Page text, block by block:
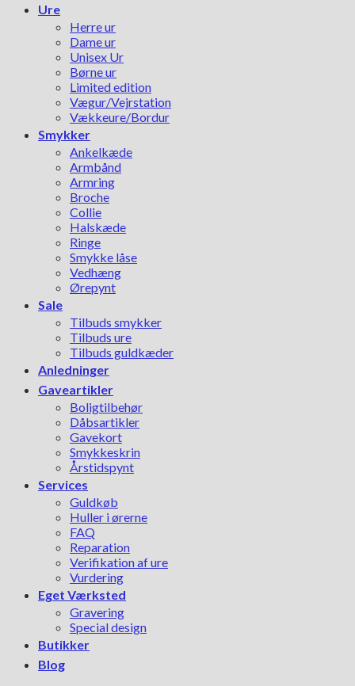
Ure
Herre ur
Dame ur
Unisex Ur
Børne ur
Limited edition
Vægur/Vejrstation
Vækkeure/Bordur
Smykker
Ankelkæde
Armbånd
Armring
Broche
Collie
Halskæde
Ringe
Smykke låse
Vedhæng
Ørepynt
Sale
Tilbuds smykker
Tilbuds ure
Tilbuds guldkæder
Anledninger
Gaveartikler
Boligtilbehør
Dåbsartikler
Gavekort
Smykkeskrin
Årstidspynt
Services
Guldkøb
Huller i ørerne
FAQ
Reparation
Verifikation af ure
Vurdering
Eget Værksted
Gravering
Special design
Butikker
Blog